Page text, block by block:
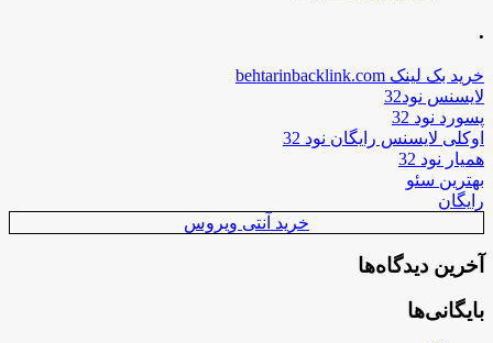
.
خرید بک لینک behtarinbacklink.com
لایسنس نود32
پسورد نود 32
اوکلی لایسنس رایگان نود 32
همیار نود 32
بهترین سئو
رایگان
خرید آنتی ویروس
آخرین دیدگاه‌ها
بایگانی‌ها